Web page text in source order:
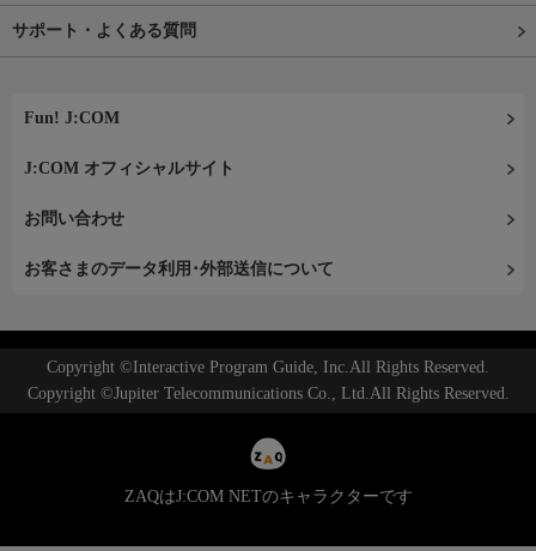
サポート・よくある質問
Fun! J:COM
J:COM オフィシャルサイト
お問い合わせ
お客さまのデータ利用･外部送信について
Copyright ©Interactive Program Guide, Inc.All Rights Reserved.
Copyright ©Jupiter Telecommunications Co., Ltd.All Rights Reserved.
ZAQはJ:COM NETのキャラクターです